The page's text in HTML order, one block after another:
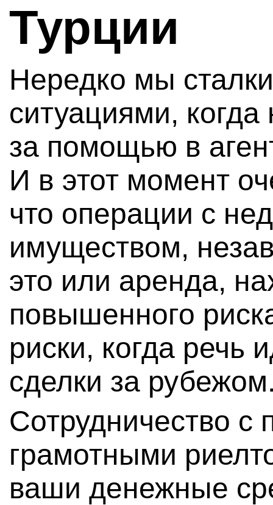
Турции
Нередко мы
ситуациями,
за помощью в
И в этот момент
что операции с
имуществом,
это или аренда,
повышенного
риски, когда речь
сделки за
Сотрудничество
грамотными
ваши денежные